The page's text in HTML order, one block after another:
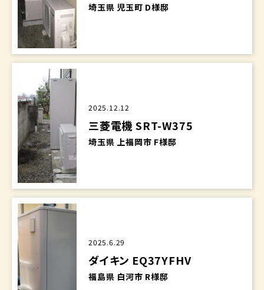
埼玉県 児玉町 D様邸
2025.12.12
三菱電機 SRT-W375
埼玉県 上福岡市 F様邸
2025.6.29
ダイキン EQ37YFHV
福島県 白河市 R様邸